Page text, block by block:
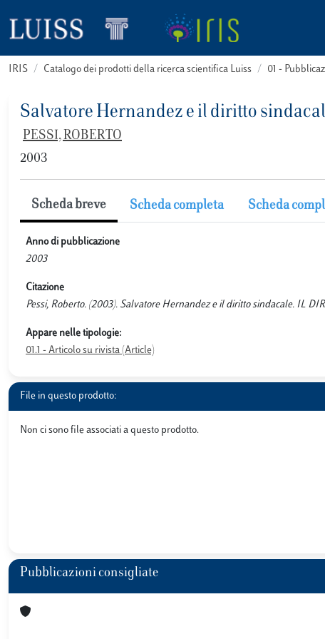
IRIS Catalogo dei prodotti della ricerca scientifica Luiss 01 -
Salvatore Hernandez e il diritto
PESSI, ROBERTO
2003
Scheda breve Scheda completa Scheda
Anno di pubblicazione
2003
Citazione
Pessi, Roberto. (2003). Salvatore Hernandez e il diritto sindacale. IL
Appare nelle tipologie:
01.1 - Articolo su rivista (Article)
File in questo prodotto:
Non ci sono file associati a questo prodotto.
Pubblicazioni consigliate